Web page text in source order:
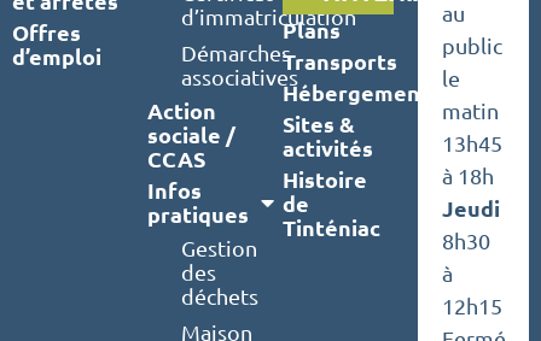
Offres
d’emploi
d’immatriculation
Démarches
associatives
Action
sociale /
CCAS
Infos
pratiques
Gestion
des
déchets
Maison
Plans
Transports
Hébergements
Sites &
activités
Histoire
de
Tinténiac
au
public
le
matin
13h45
à 18h
Jeudi
8h30
à
12h15